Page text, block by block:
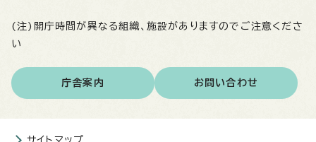
(注)開庁時間が異なる組織、施設がありますのでご注意くださ
い
庁舎案内 お問い合わせ
サイトマップ